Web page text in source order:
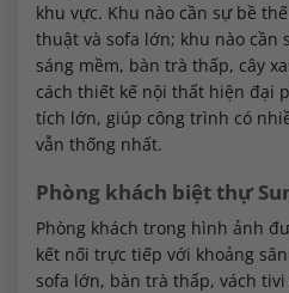
khu vực. Khu nào cần sự bề
thuật và sofa lớn; khu nào cần
sáng mềm, bàn trà thấp, cây
cách thiết kế nội thất hiện đại
tích lớn, giúp công trình có
vẫn thống nhất.
Phòng khách biệt thự
Phòng khách trong hình ảnh
kết nối trực tiếp với khoảng
sofa lớn, bàn trà thấp, vách